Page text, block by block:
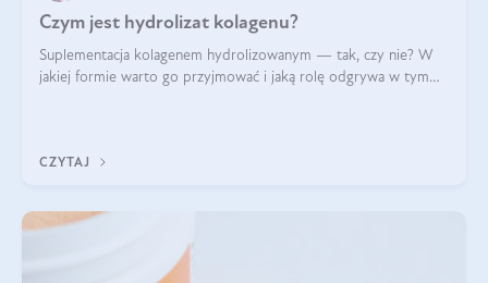
Czym jest hydrolizat kolagenu?
Suplementacja kolagenem hydrolizowanym — tak, czy nie? W
jakiej formie warto go przyjmować i jaką rolę odgrywa w tym
CZYTAJ